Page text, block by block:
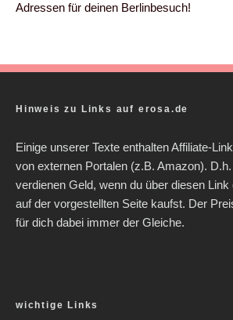
Adressen für deinen Berlinbesuch!
Hinweis zu Links auf erosa.de
Einige unserer Texte enthalten Affiliate-
von externen Portalen (z.B. Amazon).
verdienen Geld, wenn du über diesen Link
auf der vorgestellten Seite kaufst. Der
für dich dabei immer der Gleiche.
wichtige Links